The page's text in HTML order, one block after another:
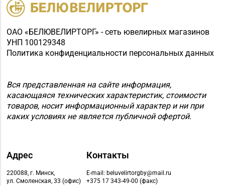
ОАО «БЕЛЮВЕЛИРТОРГ» - сеть ювелирных магазинов
УНП 100129348
Политика конфиденциальности персональных данных
Вся представленная на сайте информация,
касающаяся технических характеристик, стоимости
товаров, носит информационный характер и ни при
каких условиях не является публичной офертой.
Адрес
220088, г. Минск,
ул. Смоленская, 33 (офис)
Контакты
E-mail: beluvelirtorgby@mail.ru
+375 17 343-49-00 (факс)